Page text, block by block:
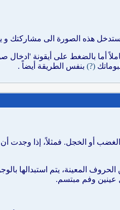
هذه الصورة الى مشاركتك و
بالضغط على أيقونة 'ادخال
(?) بنفس الطريقة أيضاً .
الغضب أو الخجل. فمثلاً، إذا وجدت
المعينة، يتم استبدالها
عينين وفم مبتسم.